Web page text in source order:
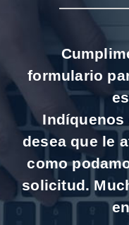
formulario
Indíquenos
desea que le
como
solicitud.